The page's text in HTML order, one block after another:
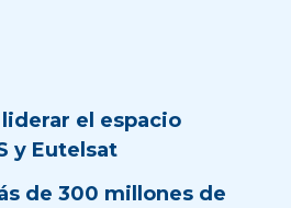
el espacio
y Eutelsat
de 300 millones de